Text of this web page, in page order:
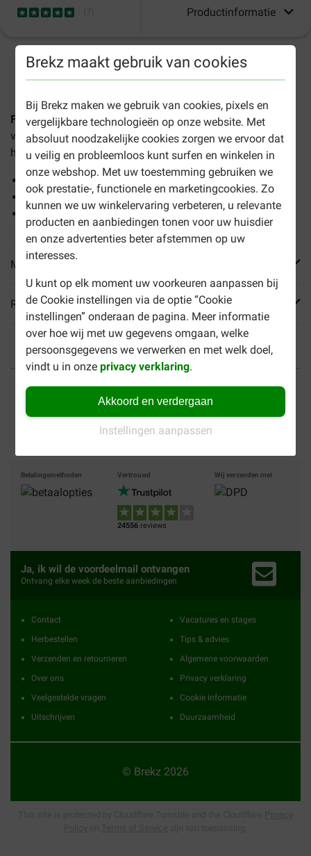
Brekz maakt gebruik van cookies
Bij Brekz maken we gebruik van cookies, pixels en
vergelijkbare technologieën op onze website. Met
absoluut noodzakelijke cookies zorgen we ervoor dat
u veilig en probleemloos kunt surfen en winkelen in
onze webshop. Met uw toestemming gebruiken we
ook prestatie-, functionele en marketingcookies. Zo
kunnen we uw winkelervaring verbeteren, u relevante
producten en aanbiedingen tonen voor uw huisdier
en onze advertenties beter afstemmen op uw
interesses.
U kunt op elk moment uw voorkeuren aanpassen bij
de Cookie instellingen via de optie “Cookie
instellingen” onderaan de pagina. Meer informatie
over hoe wij met uw gegevens omgaan, welke
persoonsgegevens we verwerken en met welk doel,
vindt u in onzeprivacy verklaring.
Akkoord en verdergaan
Instellingen aanpassen
Productinformatie
1-3 werkdagen levertijd, tenzij anders aangegeven
Farm Food Rawhide Dental Bone XS 15-17 cm is een bot
van gedroogd onderhuids bindweefsel en is geschikt voor
honden van kleine rassen.
Smakelijk bot van gedroogd bindweefsel
Niet chemisch behandeld
Helpt tandplak en tandsteen te voorkomen
Meer informatie
Reviews
Betalingsmethoden Vertrouwd
24556 reviews
Wij verzenden met
Ja, ik wil de voordeelmail ontvangen
Ontvang elke week de beste aanbiedingen
Contact
Herbestellen
Verzenden en retourneren
Over ons
Veelgestelde vragen
Uitschrijven
Vacatures en stages
Tips & advies
Algemene voorwaarden
Privacy verklaring
Cookie informatie
Duurzaamheid
© Brekz 2026